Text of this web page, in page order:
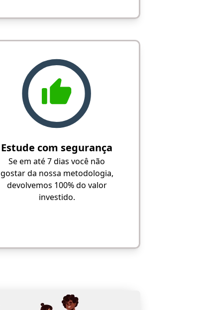
Estude com segurança
Se em até 7 dias você não
gostar da nossa metodologia,
devolvemos 100% do valor
investido.